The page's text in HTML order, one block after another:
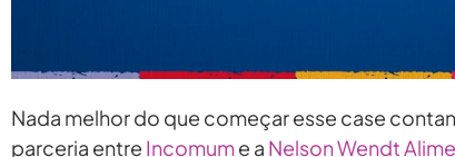
Nada melhor do que começar esse case
parceria entre Incomume a Nelson Wendt